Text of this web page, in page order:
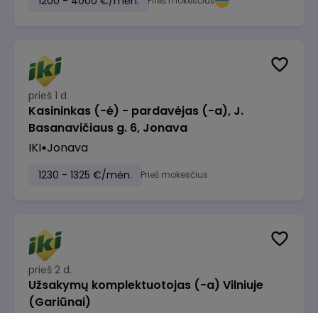
prieš 1 d.
Kasininkas (-ė) - pardavėjas (-a), J.
Basanavičiaus g. 6, Jonava
IKI Jonava
1230 - 1325 €/mėn. Prieš mokesčius
prieš 2 d.
Užsakymų komplektuotojas (-a) Vilniuje
(Gariūnai)